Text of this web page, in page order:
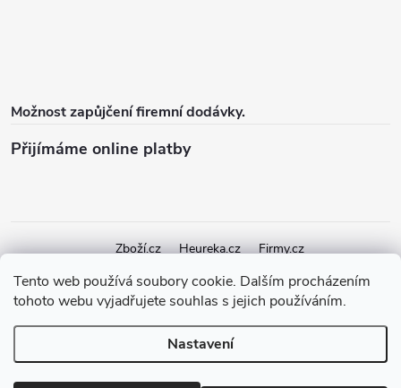
Tento web používá soubory cookie. Dalším procházením
tohoto webu vyjadřujete souhlas s jejich používáním.
Nastavení
Možnost zapůjčení firemní dodávky.
Přijímáme online platby
Zboží.cz Heureka.cz Firmy.cz
nastavení cookies